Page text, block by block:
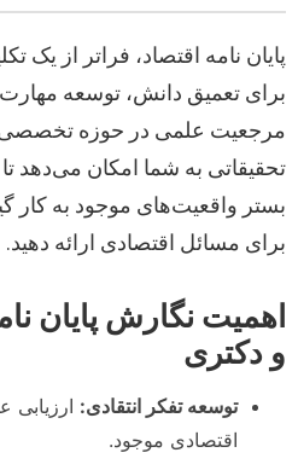
پایان نامه اقتصاد، فراتر از
برای تعمیق دانش، توسعه
مرجعیت علمی در حوزه
تحقیقاتی به شما امکان می‌دهد
بستر واقعیت‌های موجود به کار
برای مسائل اقتصادی ارائه دهید.
اهمیت نگارش پایان
و دکتری
توسعه تفکر انتقادی:
اقتصادی موجود.